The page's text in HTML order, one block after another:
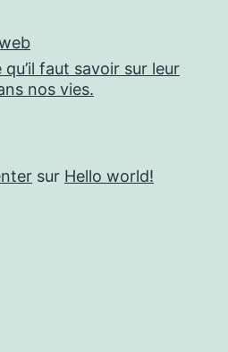
faut savoir sur leur
nos vies.
sur Hello world!